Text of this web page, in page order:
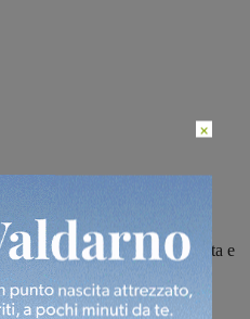
viene fischiata
il punto decisivo, Empoli ribalta e
il quarto posto
×